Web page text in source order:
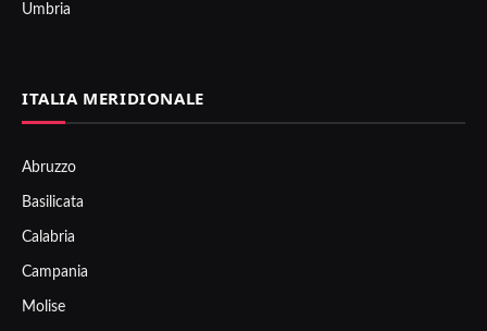
Umbria
ITALIA MERIDIONALE
Abruzzo
Basilicata
Calabria
Campania
Molise